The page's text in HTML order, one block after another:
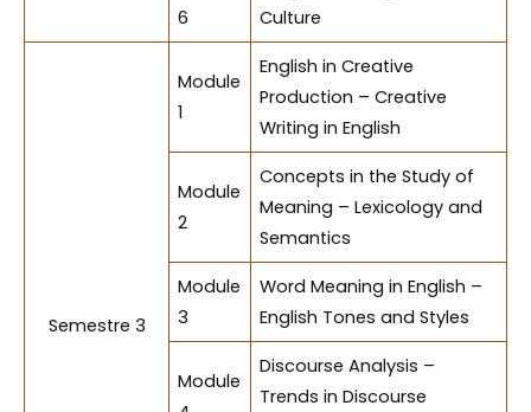
6
Culture
Semestre 3
Module
1
English in Creative
Production – Creative
Writing in English
Module
2
Concepts in the Study of
Meaning – Lexicology and
Semantics
Module
3
Word Meaning in English –
English Tones and Styles
Module
Discourse Analysis –
Trends in Discourse